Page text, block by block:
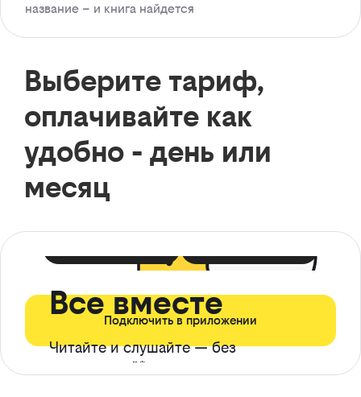
название – и книга найдется
Выберите тариф,
оплачивайте как
удобно - день или
месяц
Все вместе
Читайте и слушайте — без
ограничений*
Подключить в приложении